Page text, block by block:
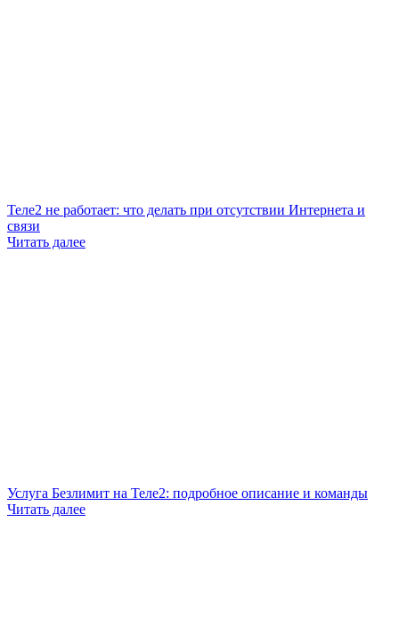
Теле2 не работает: что делать при отсутствии Интернета и
связи
Читать далее
Услуга Безлимит на Теле2: подробное описание и команды
Читать далее